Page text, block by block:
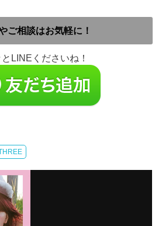
ご相談はお気軽に！
LINEくださいね！